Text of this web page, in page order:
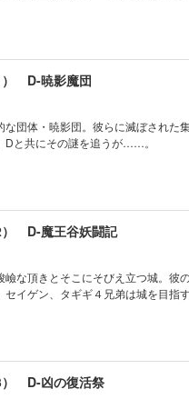
） D-暁影魔団
な団体・暁影団。彼らに滅ぼされた
Dと共にその謎を追うが……。
） D-魔王谷妖闘記
嶮な頂きとそこにそびえ立つ城。
セイゲン、タギギ４兄弟は城を目指
） D-凶の復活祭